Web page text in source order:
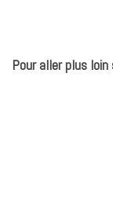
Pour aller plus loin